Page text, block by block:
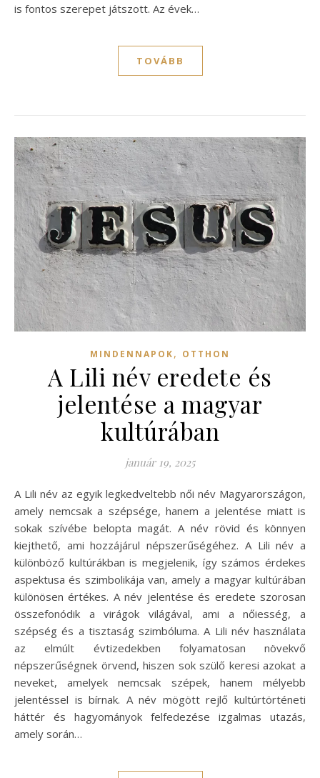
is fontos szerepet játszott. Az évek…
TOVÁBB
MINDENNAPOK, OTTHON
A Lili név eredete és
jelentése a magyar
kultúrában
január 19, 2025
A Lili név az egyik legkedveltebb női név Magyarországon,
amely nemcsak a szépsége, hanem a jelentése miatt is
sokak szívébe belopta magát. A név rövid és könnyen
kiejthető, ami hozzájárul népszerűségéhez. A Lili név a
különböző kultúrákban is megjelenik, így számos érdekes
aspektusa és szimbolikája van, amely a magyar kultúrában
különösen értékes. A név jelentése és eredete szorosan
összefonódik a virágok világával, ami a nőiesség, a
szépség és a tisztaság szimbóluma. A Lili név használata
az elmúlt évtizedekben folyamatosan növekvő
népszerűségnek örvend, hiszen sok szülő keresi azokat a
neveket, amelyek nemcsak szépek, hanem mélyebb
jelentéssel is bírnak. A név mögött rejlő kultúrtörténeti
háttér és hagyományok felfedezése izgalmas utazás,
amely során…